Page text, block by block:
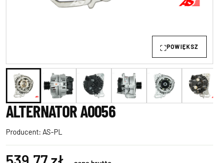
POWIĘKSZ
ALTERNATOR A0056
Producent: AS-PL